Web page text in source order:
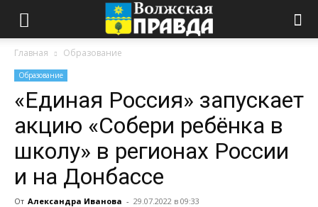
Главная Образование
Образование
«Единая Россия» запускает
акцию «Собери ребёнка в
школу» в регионах России
и на Донбассе
От Александра Иванова - 29.07.2022 в 09:33